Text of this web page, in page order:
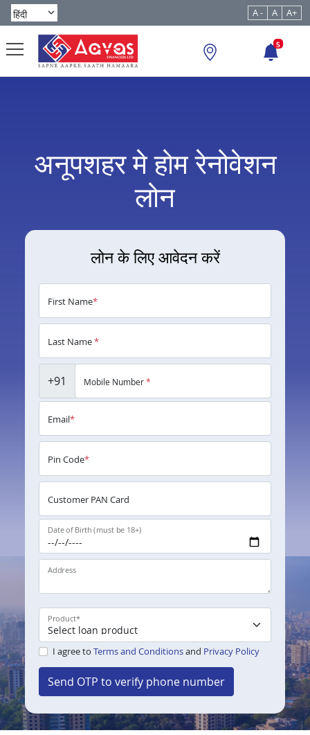
A - A A+
5
अनूपशहर मे होम रेनोवेशन
लोन
लोन के लिए आवेदन करें
First Name*
Last Name*
+91 Mobile Number*
Email*
Pin Code*
Customer PAN Card
Date of Birth (must be 18+)
Address
Product*
I agree to Terms and Conditionsand Privacy Policy
Send OTP to verify phone number